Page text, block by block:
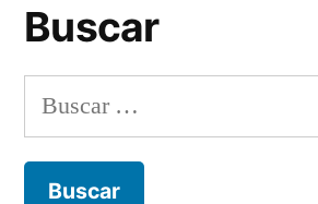
Buscar
Buscar: